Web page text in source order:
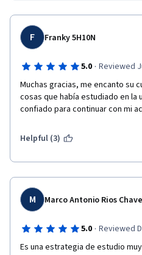
F Franky 5H10N
5.0 · Reviewed
Muchas gracias, me encanto su
cosas que había estudiado en la
confiado para continuar con mi
Helpful (3)
M Marco Antonio Rios
5.0 · Reviewed
Es una estrategia de estudio